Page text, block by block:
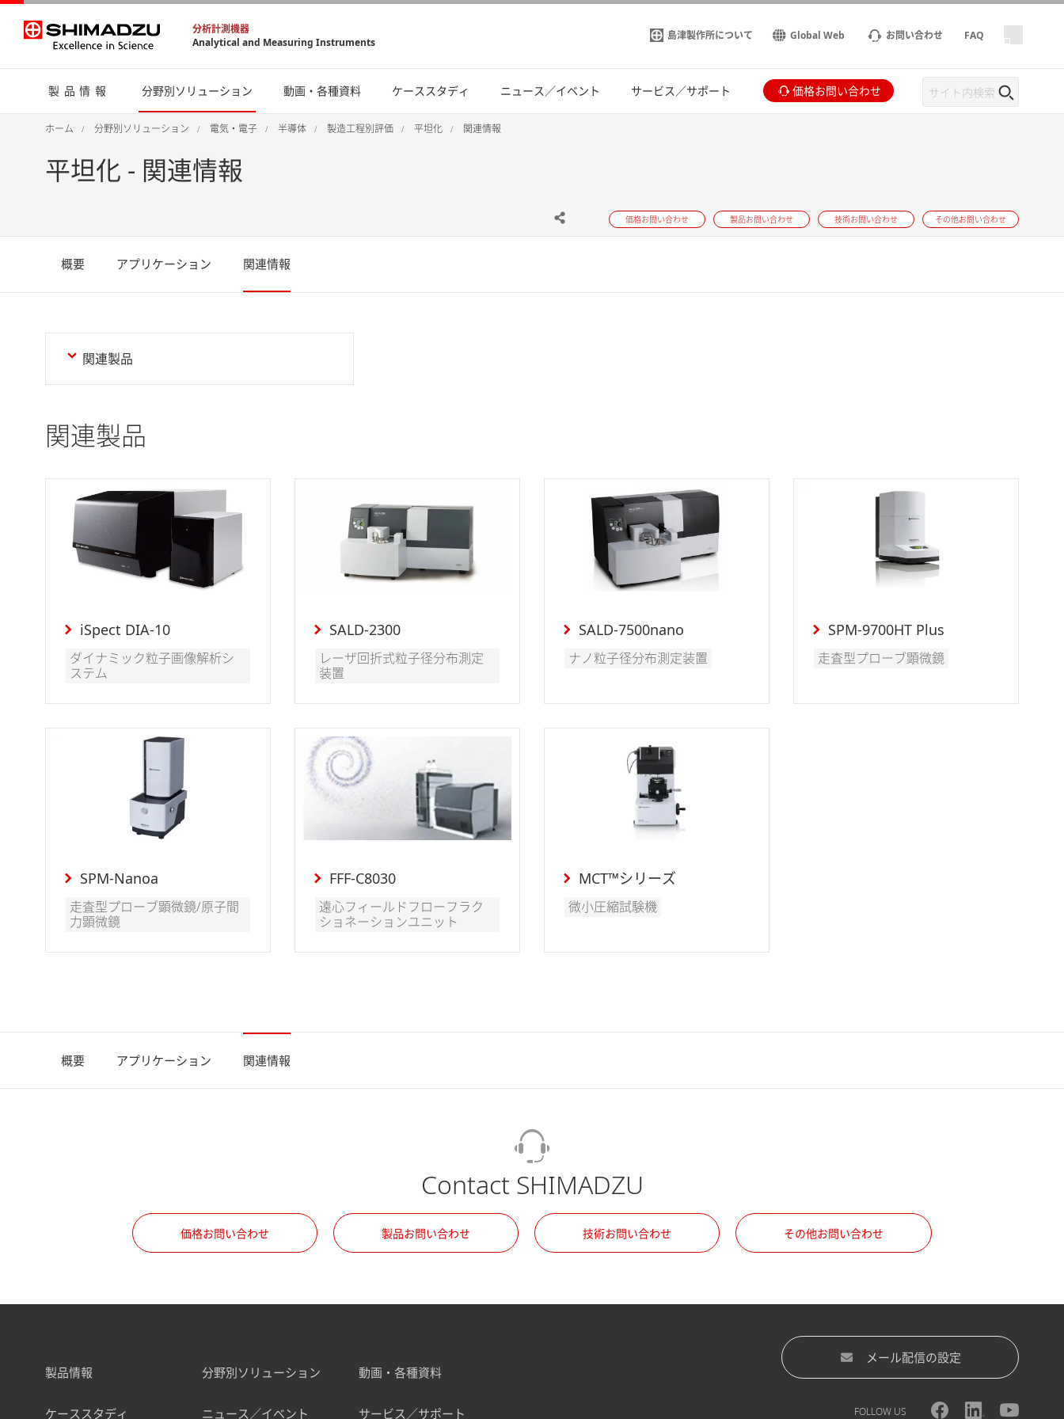
分析計測機器
Analytical and Measuring Instruments
島津製作所について Global Web お問い合わせ FAQ
製品情報 分野別ソリューション 動画・各種資料 ケーススタディ ニュース／イベント サービス／サポート 価格お問い合わせ
ホーム 分野別ソリューション 電気・電子 半導体 製造工程別評価 平坦化 関連情報
平坦化 - 関連情報
価格お問い合わせ 製品お問い合わせ 技術お問い合わせ その他お問い合わせ
概要 アプリケーション 関連情報
関連製品
関連製品
iSpect DIA-10
ダイナミック粒子画像解析シ
ステム
SALD-2300
レーザ回折式粒子径分布測定
装置
SALD-7500nano
ナノ粒子径分布測定装置
SPM-9700HT Plus
走査型プローブ顕微鏡
SPM-Nanoa
走査型プローブ顕微鏡/原子間
力顕微鏡
FFF-C8030
遠心フィールドフローフラク
ショネーションユニット
MCT™シリーズ
微小圧縮試験機
概要 アプリケーション 関連情報
Contact SHIMADZU
価格お問い合わせ 製品お問い合わせ 技術お問い合わせ その他お問い合わせ
製品情報 分野別ソリューション 動画・各種資料
ケーススタディ ニュース／イベント サービス／サポート
メール配信の設定
FOLLOW US